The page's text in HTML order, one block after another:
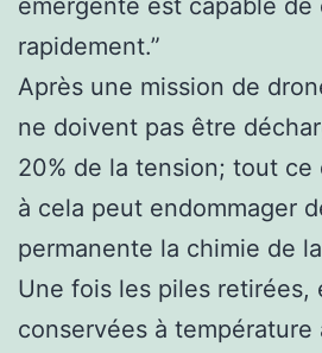
rapidement.”
Après une mission de
ne doivent pas être
20% de la tension; tout
à cela peut endommager
permanente la chimie de
Une fois les piles retirées,
conservées à température